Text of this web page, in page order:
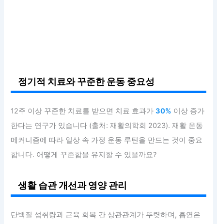
정기적 치료와 꾸준한 운동 중요성
12주 이상 꾸준한 치료를 받으면 치료 효과가30% 이상 증가
한다는 연구가 있습니다 (출처: 재활의학회 2023). 재활 운동
메커니즘에 따라 일상 속 가정 운동 루틴을 만드는 것이 중요
합니다. 어떻게 꾸준함을 유지할 수 있을까요?
생활 습관 개선과 영양 관리
단백질 섭취량과 근육 회복 간 상관관계가 뚜렷하며, 흡연은